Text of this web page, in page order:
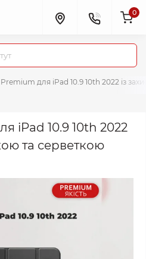
0
для iPad 10.9 10th 2022 із
iPad 10.9 10th 2022
та серветкою